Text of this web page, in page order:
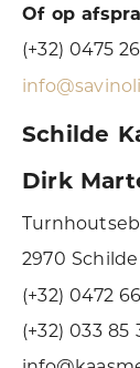
Of op
(+32) 0475
Schilde
Dirk
2970 Schilde
(+32) 0472
(+32) 033 85